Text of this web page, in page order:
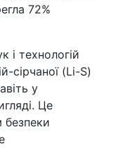
72%
і технологій
сірчаної (Li-S)
у
Це